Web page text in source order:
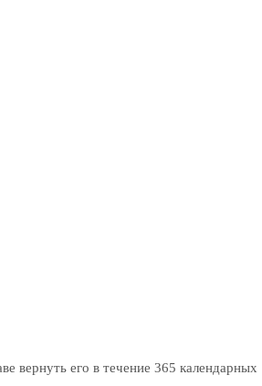
вернуть его в течение 365 календарных